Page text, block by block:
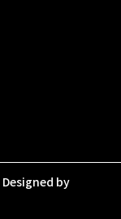
Designed by